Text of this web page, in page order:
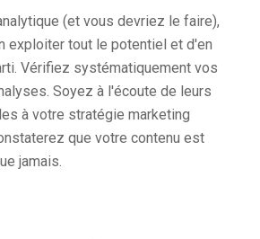
(et vous devriez le faire),
exploiter tout le potentiel et d'en
Vérifiez systématiquement vos
Soyez à l'écoute de leurs
à votre stratégie marketing
que votre contenu est
jamais.